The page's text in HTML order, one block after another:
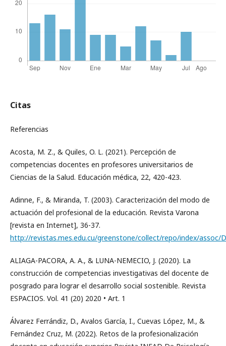
Citas
Referencias
Acosta, M. Z., & Quiles, O. L. (2021). Percepción de
competencias docentes en profesores universitarios de
Ciencias de la Salud. Educación médica, 22, 420-423.
Adinne, F., & Miranda, T. (2003). Caracterización del modo de
actuación del profesional de la educación. Revista Varona
[revista en Internet], 36-37.
http://revistas.mes.edu.cu/greenstone/collect/repo/index/assoc/
ALIAGA-PACORA, A. A., & LUNA-NEMECIO, J. (2020). La
construcción de competencias investigativas del docente de
posgrado para lograr el desarrollo social sostenible. Revista
ESPACIOS. Vol. 41 (20) 2020 • Art. 1
Álvarez Ferrándiz, D., Avalos García, I., Cuevas López, M., &
Fernández Cruz, M. (2022). Retos de la profesionalización